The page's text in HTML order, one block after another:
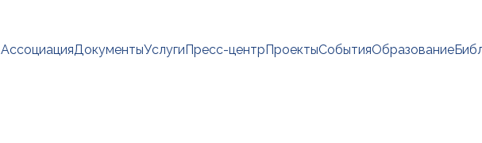
АссоциацияДокументыУслугиПресс-центрПроектыСобытияОбразование